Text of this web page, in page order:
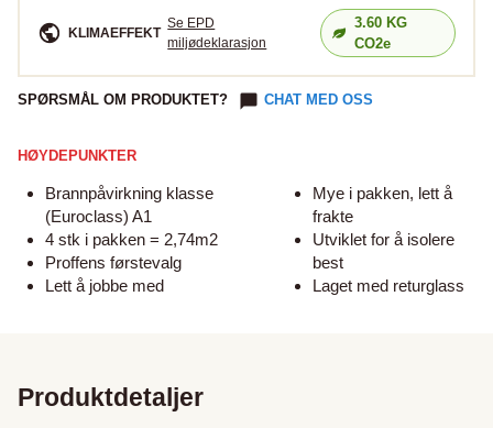
KLIMAEFFEKT
Se EPD
miljødeklarasjon
3.60KG
CO2e
SPØRSMÅL OM PRODUKTET? CHAT MED OSS
HØYDEPUNKTER
Brannpåvirkning klasse
(Euroclass) A1
4 stk i pakken = 2,74m2
Proffens førstevalg
Lett å jobbe med
Mye i pakken, lett å
frakte
Utviklet for å isolere
best
Laget med returglass
Produktdetaljer